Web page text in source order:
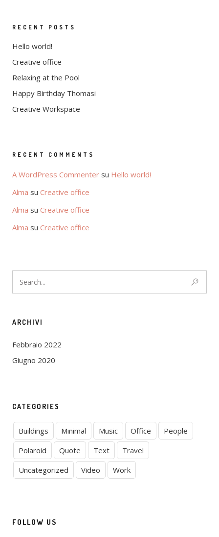
RECENT POSTS
Hello world!
Creative office
Relaxing at the Pool
Happy Birthday Thomasi
Creative Workspace
RECENT COMMENTS
A WordPress Commenter su Hello world!
Alma su Creative office
Alma su Creative office
Alma su Creative office
ARCHIVI
Febbraio 2022
Giugno 2020
CATEGORIES
Buildings Minimal Music Office
People
Polaroid
Quote Text
Travel
Uncategorized
Video Work
FOLLOW US